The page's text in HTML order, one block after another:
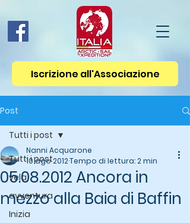
Iscrizione all'Associazione
Post
Tutti i post
vela
avventura
Inizia
Tutti i post
05.08.2012 Ancora in
mezzo alla Baia di Baffin
Nanni Acquarone
10 ago 2012Tempo di lettura: 2 min